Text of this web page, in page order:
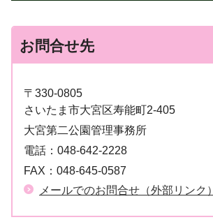
お問合せ先
〒330-0805
さいたま市大宮区寿能町2-405
大宮第二公園管理事務所
電話： 048-642-2228
FAX： 048-645-0587
メールでのお問合せ（外部リンク）